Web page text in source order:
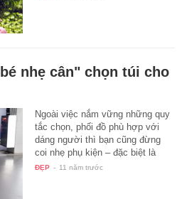
nhẹ cân" chọn túi cho
Ngoài việc nắm vững những quy
tắc chọn, phối đồ phù hợp với
dáng người thì bạn cũng đừng
coi nhẹ phụ kiện – đặc biệt là
túi…
ĐẸP - 11 năm trước